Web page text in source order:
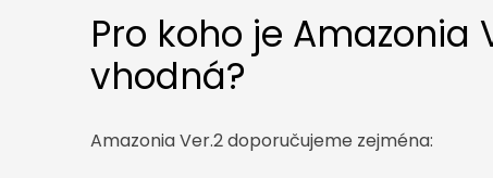
Pro koho je Amazonia
vhodná?
Amazonia Ver.2 doporučujeme zejména: